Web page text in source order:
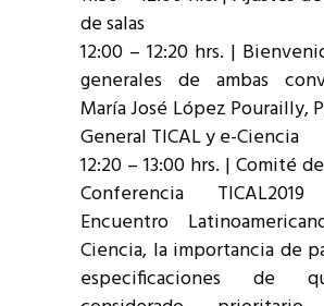
de salas
12:00 – 12:20 hrs. |
generales de ambas
María José López Pourailly,
General TICAL y e-Ciencia
12:20 – 13:00 hrs. | Comité
Conferencia
Encuentro
Ciencia, la importancia de
especificaciones de